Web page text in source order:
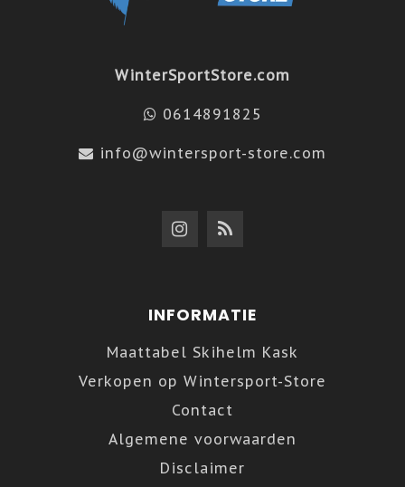
WinterSportStore.com
0614891825
info@wintersport-store.com
INFORMATIE
Maattabel Skihelm Kask
Verkopen op Wintersport-Store
Contact
Algemene voorwaarden
Disclaimer